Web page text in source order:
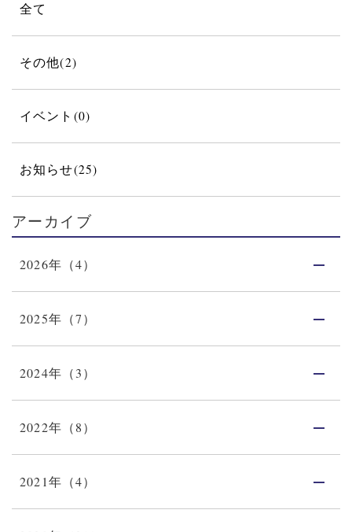
全て
その他(2)
イベント(0)
お知らせ(25)
アーカイブ
2026年（4）
2025年（7）
2024年（3）
2022年（8）
2021年（4）